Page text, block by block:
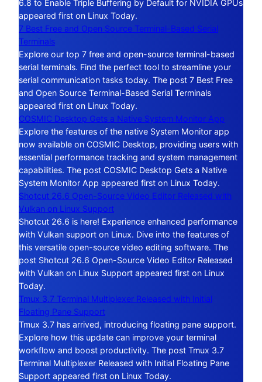
6.8 to Enable Triple Buffering by Default for NVIDIA GPUs
appeared first on Linux Today.
7 Best Free and Open Source Terminal-Based Serial
Terminals
Explore our top 7 free and open-source terminal-based
serial terminals. Find the perfect tool to streamline your
serial communication tasks today. The post 7 Best Free
and Open Source Terminal-Based Serial Terminals
appeared first on Linux Today.
COSMIC Desktop Gets a Native System Monitor App
Explore the features of the native System Monitor app
now available on COSMIC Desktop, providing users with
essential performance tracking and system management
capabilities. The post COSMIC Desktop Gets a Native
System Monitor App appeared first on Linux Today.
Shotcut 26.6 Open-Source Video Editor Released with
Vulkan on Linux Support
Shotcut 26.6 is here! Experience enhanced performance
with Vulkan support on Linux. Dive into the features of
this versatile open-source video editing software. The
post Shotcut 26.6 Open-Source Video Editor Released
with Vulkan on Linux Support appeared first on Linux
Today.
Tmux 3.7 Terminal Multiplexer Released with Initial
Floating Pane Support
Tmux 3.7 has arrived, introducing floating pane support.
Explore how this update can improve your terminal
workflow and boost productivity. The post Tmux 3.7
Terminal Multiplexer Released with Initial Floating Pane
Support appeared first on Linux Today.